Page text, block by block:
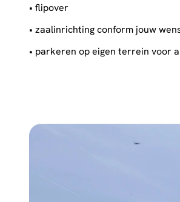
• flipover
• zaalinrichting conform jouw
• parkeren op eigen terrein voor